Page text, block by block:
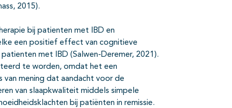
2015).
bij patienten met IBD en
een positief effect van cognitieve
met IBD (Salwen-Deremer, 2021).
te worden, omdat het een
mening dat aandacht voor de
van slaapkwaliteit middels simpele
bij patiënten in remissie.